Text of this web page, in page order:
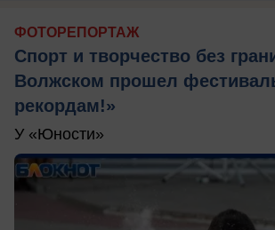
ФОТОРЕПОРТАЖ
Спорт и творчество без
Волжском прошел
рекордам!»
У «Юности»